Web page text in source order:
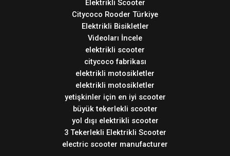
Elektrikli Scooter
Citycoco Rooder Türkiye
Elektrikli Bisikletler
Videoları İncele
elektrikli scooter
citycoco fabrikası
elektrikli motosikletler
elektrikli motosikletler
yetişkinler için en iyi scooter
büyük tekerlekli scooter
yol dışı elektrikli scooter
3 Tekerlekli Elektrikli Scooter
electric scooter manufacturer